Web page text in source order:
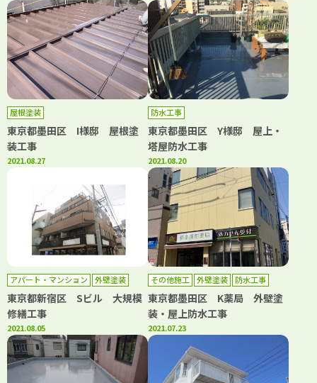
屋根塗装
東京都墨田区 I様邸 屋根塗
装工事
2021.08.27
防水工事
東京都墨田区 Y様邸 屋上・
塔屋防水工事
2021.08.20
アパート・マンション
外壁塗装
屋根塗装
防水工事
東京都新宿区 Sビル 大規模
修繕工事
2021.08.05
その他施工 外壁塗装 防水工事
東京都墨田区 K薬局 外壁塗
装・屋上防水工事
2021.07.23